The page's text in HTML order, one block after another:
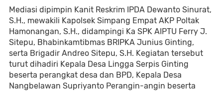
Mediasi dipimpin Kanit Reskrim IPDA Dewanto Sinurat,
S.H., mewakili Kapolsek Simpang Empat AKP Poltak
Hamonangan, S.H., didampingi Ka SPK AIPTU Ferry J.
Sitepu, Bhabinkamtibmas BRIPKA Junius Ginting,
serta Brigadir Andreo Sitepu, S.H. Kegiatan tersebut
turut dihadiri Kepala Desa Lingga Serpis Ginting
beserta perangkat desa dan BPD, Kepala Desa
Nangbelawan Supriyanto Perangin-angin beserta